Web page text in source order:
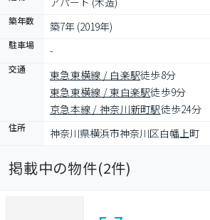
築年数 築7年 (2019年)
駐車場 -
交通 東急東横線 / 白楽駅徒歩8分
東急東横線 / 東白楽駅徒歩9分
京急本線 / 神奈川新町駅徒歩24分
住所 神奈川県横浜市神奈川区白幡上町
掲載中の物件(2件)